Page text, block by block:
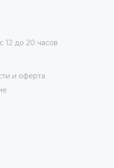
12 до 20 часов
и оферта